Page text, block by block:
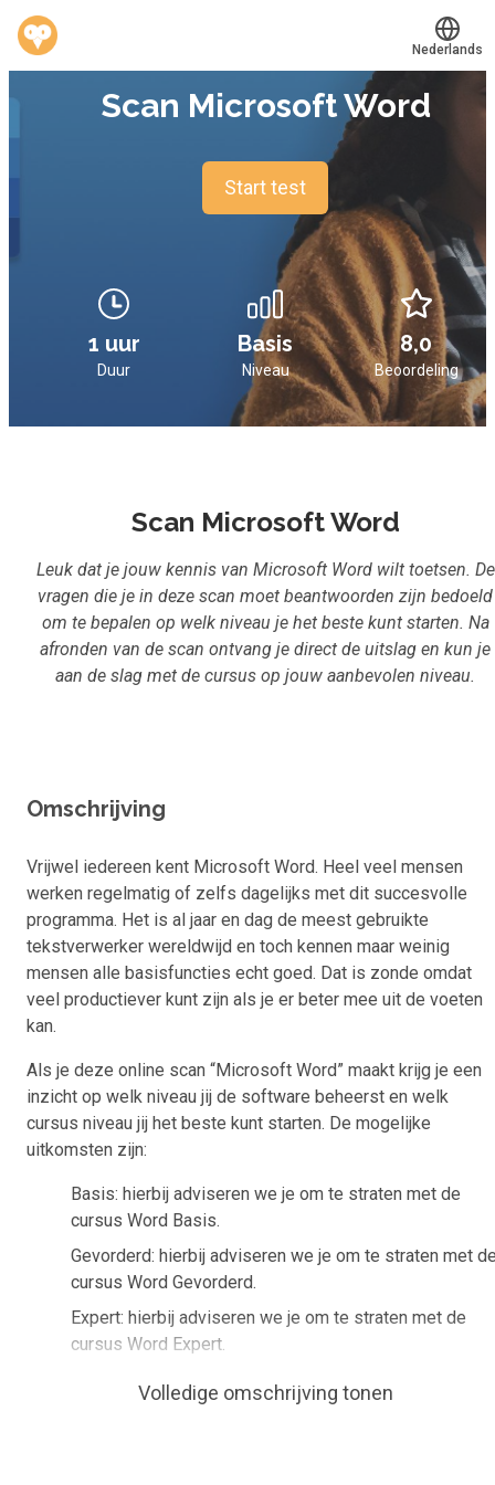
Werkvinders®
Bedrijven
Vacatures
Mijn leerplek
Voucher verzilveren
Account en hulp
Inloggen
Translate
Nederlands
Scan Microsoft Word
Start test
1 uur Basis 8,0
Duur Niveau Beoordeling
Scan Microsoft Word
Leuk dat je jouw kennis van Microsoft Word wilt toetsen. De
vragen die je in deze scan moet beantwoorden zijn bedoeld
om te bepalen op welk niveau je het beste kunt starten. Na
afronden van de scan ontvang je direct de uitslag en kun je
aan de slag met de cursus op jouw aanbevolen niveau.
Omschrijving
Vrijwel iedereen kent Microsoft Word. Heel veel mensen
werken regelmatig of zelfs dagelijks met dit succesvolle
programma. Het is al jaar en dag de meest gebruikte
tekstverwerker wereldwijd en toch kennen maar weinig
mensen alle basisfuncties echt goed. Dat is zonde omdat
veel productiever kunt zijn als je er beter mee uit de voeten
kan.
Als je deze online scan “Microsoft Word” maakt krijg je een
inzicht op welk niveau jij de software beheerst en welk
cursus niveau jij het beste kunt starten. De mogelijke
uitkomsten zijn:
Basis: hierbij adviseren we je om te straten met de
cursus Word Basis.
Gevorderd: hierbij adviseren we je om te straten met
cursus Word Gevorderd.
Expert: hierbij adviseren we je om te straten met de
cursus Word Expert.
Doel van de scanVolledige omschrijving tonen